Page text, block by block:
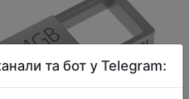
та бот у Telegram: